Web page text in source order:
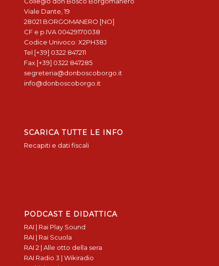
Viale Dante, 19
28021 BORGOMANERO [NO]
CF e p.IVA 00429170038
Codice Univoco: X2PH38J
Tel [+39] 0322 847211
Fax [+39] 0322 847285
segreteria@donboscoborgo.it
info@donboscoborgo.it
SCARICA TUTTE LE INFO
Recapiti e dati fiscali
PODCAST E DIDATTICA
RAI | Rai Play Sound
RAI | Rai Scuola
RAI 2 | Alle otto della sera
RAI Radio 3 | Wikiradio